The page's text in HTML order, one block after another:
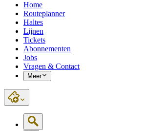
Home
Routeplanner
Haltes
Lijnen
Tickets
Abonnementen
Jobs
Vragen & Contact
Meer